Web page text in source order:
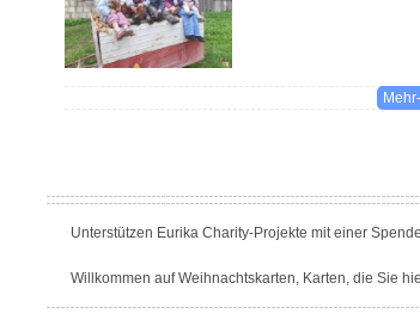
Unterstützen Eurika Charity-Projekte mit einer
Willkommen auf Weihnachtskarten, Karten, die Sie